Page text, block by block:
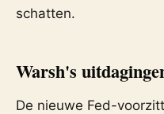
schatten.
Warsh's
De nieuwe Fed-